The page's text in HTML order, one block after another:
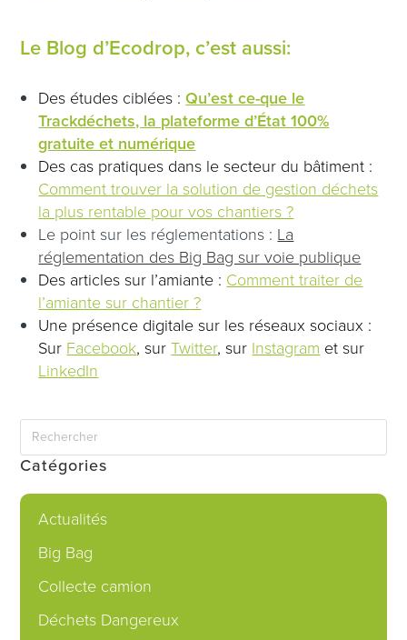
Le Blog d’Ecodrop, c’est aussi:
Des études ciblées :Qu’est ce-que le
Trackdéchets, la plateforme d’État 100%
gratuite et numérique
Des cas pratiques dans le secteur du bâtiment :
Comment trouver la solution de gestion déchets
la plus rentable pour vos chantiers ?
Le point sur les réglementations : La
réglementation des Big Bag sur voie publique
Des articles sur l’amiante : Comment traiter de
l’amiante sur chantier?
Une présence digitale sur les réseaux sociaux :
Sur Facebook, surTwitter, sur Instagram et sur
LinkedIn
Catégories
Actualités
Big Bag
Collecte camion
Déchets Dangereux